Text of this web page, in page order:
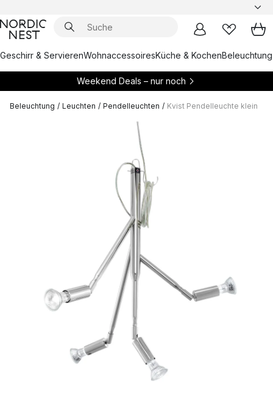
Geschirr & ServierenWohnaccessoiresKüche & KochenBeleuchtung
Weekend Deals – nur noch
Beleuchtung / Leuchten / Pendelleuchten / Kvist Pendelleuchte klein